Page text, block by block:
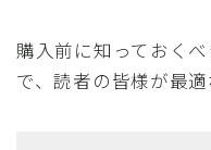
購入前に知っておく
で、読者の皆様が最